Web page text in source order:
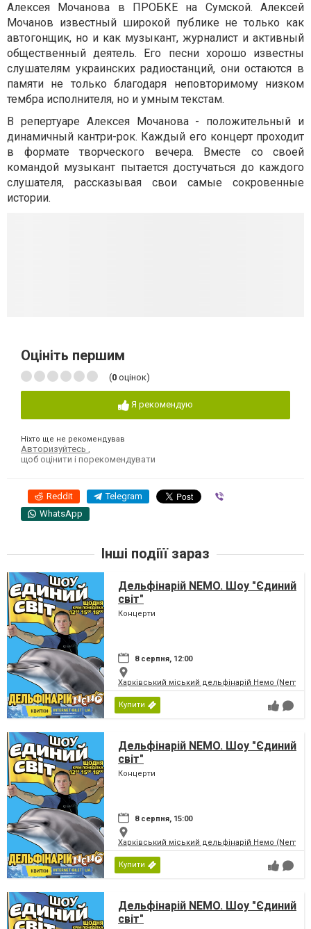
Алексея Мочанова в ПРОБКЕ на Сумской. Алексей
Мочанов известный широкой публике не только как
автогонщик, но и как музыкант, журналист и активный
общественный деятель. Его песни хорошо известны
слушателям украинских радиостанций, они остаются в
памяти не только благодаря неповторимому низком
тембра исполнителя, но и умным текстам.
В репертуаре Алексея Мочанова - положительный и
динамичный кантри-рок. Каждый его концерт проходит
в формате творческого вечера. Вместе со своей
командой музыкант пытается достучаться до каждого
слушателя, рассказывая свои самые сокровенные
истории.
Оцініть першим
(0 оцінок)
Я рекомендую
Ніхто ще не рекомендував
Авторизуйтесь
щоб оцінити і порекомендувати
Reddit Telegram
WhatsApp
Інші подіїї зараз
Дельфінарій NEMO. Шоу "Єдиний
світ"
Концерти
8 серпня, 12:00
Харківський міський дельфінарій Немо (Nemo)
Купити
Дельфінарій NEMO. Шоу "Єдиний
світ"
Концерти
8 серпня, 15:00
Харківський міський дельфінарій Немо (Nemo)
Купити
Дельфінарій NEMO. Шоу "Єдиний
світ"